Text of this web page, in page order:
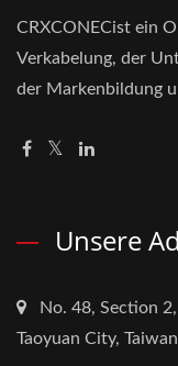
CRXCONECist ein
Verkabelung, der
der Markenbildung
Unsere
No. 48, Section
Taoyuan City, Taiwan